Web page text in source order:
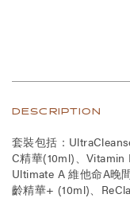
DESCRIPTION
套裝包括：
C精華(10ml)、Vitamin
Ultimate A 維他命A晚
齡精華+ (10ml)、